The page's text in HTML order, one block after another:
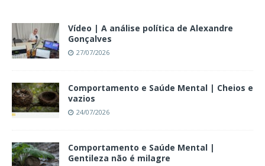
Vídeo | A análise política de Alexandre
Gonçalves
27/07/2026
Comportamento e Saúde Mental | Cheios e
vazios
24/07/2026
Comportamento e Saúde Mental |
Gentileza não é milagre